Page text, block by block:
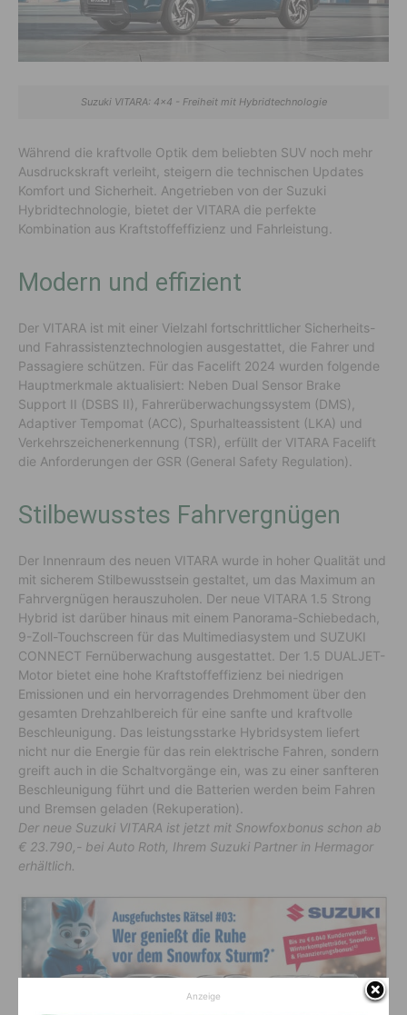
Suzuki VITARA: 4x4 - Freiheit mit Hybridtechnologie
Während die kraftvolle Optik dem beliebten SUV noch mehr
Ausdruckskraft verleiht, steigern die technischen Updates
Komfort und Sicherheit. Angetrieben von der Suzuki
Hybridtechnologie, bietet der VITARA die perfekte
Kombination aus Kraftstoffeffizienz und Fahrleistung.
Modern und effizient
Der VITARA ist mit einer Vielzahl fortschrittlicher Sicherheits-
und Fahrassistenztechnologien ausgestattet, die Fahrer und
Passagiere schützen. Für das Facelift 2024 wurden folgende
Hauptmerkmale aktualisiert: Neben Dual Sensor Brake
Support II (DSBS II), Fahrerüberwachungssystem (DMS),
Adaptiver Tempomat (ACC), Spurhalteassistent (LKA) und
Verkehrszeichenerkennung (TSR), erfüllt der VITARA Facelift
die Anforderungen der GSR (General Safety Regulation).
Stilbewusstes Fahrvergnügen
Der Innenraum des neuen VITARA wurde in hoher Qualität und
mit sicherem Stilbewusstsein gestaltet, um das Maximum an
Fahrvergnügen herauszuholen. Der neue VITARA 1.5 Strong
Hybrid ist darüber hinaus mit einem Panorama-Schiebedach,
9-Zoll-Touchscreen für das Multimediasystem und SUZUKI
CONNECT Fernüberwachung ausgestattet. Der 1.5 DUALJET-
Motor bietet eine hohe Kraftstoffeffizienz bei niedrigen
Emissionen und ein hervorragendes Drehmoment über den
gesamten Drehzahlbereich für eine sanfte und kraftvolle
Beschleunigung. Das leistungsstarke Hybridsystem liefert
nicht nur die Energie für das rein elektrische Fahren, sondern
greift auch in die Schaltvorgänge ein, was zu einer sanfteren
Beschleunigung führt und die Batterien werden beim Fahren
und Bremsen geladen (Rekuperation).
Der neue Suzuki VITARA ist jetzt mit Snowfoxbonus schon ab
€ 23.790,- bei Auto Roth, Ihrem Suzuki Partner in Hermagor
erhältlich.
Anzeige